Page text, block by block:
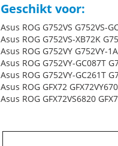
Geschikt voor:
Asus ROG G752VS G752VS-
Asus ROG G752VS-XB72K
Asus ROG G752VY G752VY-
Asus ROG G752VY-GC087T
Asus ROG G752VY-GC261T
Asus ROG GFX72
Asus ROG GFX72VS6820